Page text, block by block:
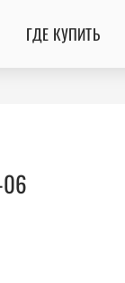
ГДЕ КУПИТЬ
06